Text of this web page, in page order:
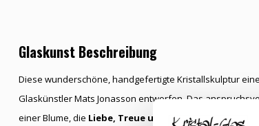
Glaskunst Beschreibung
Diese wunderschöne, handgefertigte Kristallskulptur
Glaskünstler Mats Jonasson entworfen. Das
einer Blume, die Liebe, Treue und Bescheidenheit